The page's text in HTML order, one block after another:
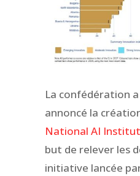
La confédération
annoncé la
National AI
but de relever les
initiative lancée par